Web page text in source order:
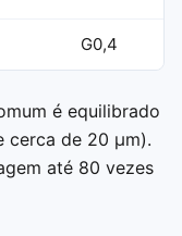
G0,4
é equilibrado
cerca de 20 μm).
até 80 vezes